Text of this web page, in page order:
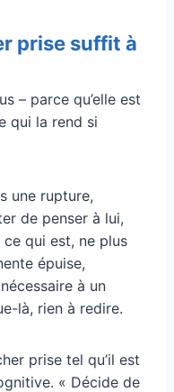
prise suffit à
– parce qu’elle est
qui la rend si
une rupture,
de penser à lui,
qui est, ne plus
épuise,
à un
là, rien à redire.
prise tel qu’il est
« Décide de